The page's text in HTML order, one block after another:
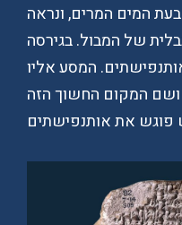
המים המרים, ונראה
של המבול. בגירסה
המסע אליו
ושם המקום החשוך הזה